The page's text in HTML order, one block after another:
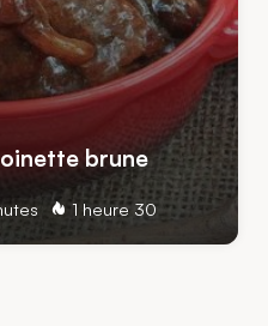
brune
1 heure 30